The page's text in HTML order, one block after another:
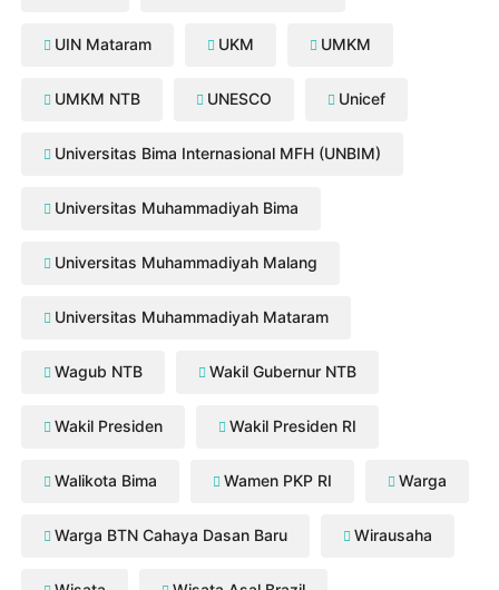
UIN Mataram UKM UMKM
UMKM NTB UNESCO Unicef
Universitas Bima Internasional MFH (UNBIM)
Universitas Muhammadiyah Bima
Universitas Muhammadiyah Malang
Universitas Muhammadiyah Mataram
Wagub NTB Wakil Gubernur NTB
Wakil Presiden Wakil Presiden RI
Walikota Bima Wamen PKP RI Warga
Warga BTN Cahaya Dasan Baru Wirausaha